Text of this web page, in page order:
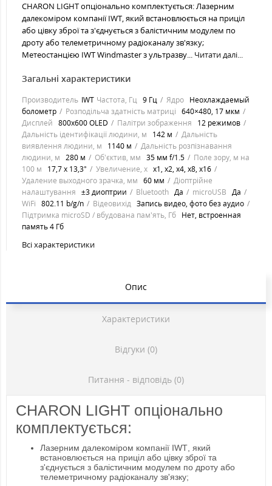
CHARON LIGHT опціонально комплектується: Лазерним
далекоміром компанії IWT, який встановлюється на приціл
або цівку зброї та з'єднується з балістичним модулем по
дроту або телеметричному радіоканалу зв'язку;
Метеостанцією IWT Windmaster з ультразву... Читати далі...
Загальні характеристики
Производитель IWT Частота, Гц 9 Гц Ядро Неохлаждаемый
болометр
Розподільча здатність матриці 640×480, 17 мкм
Дисплей 800х600 OLED Палітри зображення
12 режимов
Дальність ідентифікації людини, м
142 м
Дальність
виявлення людини, м
1140 м
Дальність розпізнавання
людини, м 280 м Об'єктив, мм 35 мм f/1.5
Поле зору, м на
100 м
17,7 х 13,3° Увеличение, х х1, x2, x4, x8, x16
Удаление выходного зрачка, мм 60 мм
Діоптрійне
налаштування ±3 диоптрии Bluetooth Да microUSB Да
WiFi 802.11 b/g/n Відеовихід Запись видео, фото без аудио
Підтримка microSD / вбудована пам'ять, Гб Нет, встроенная
память 4 Гб
Всі характеристики
Опис
Характеристики
Відгуки (0)
Питання - відповідь (0)
CHARON LIGHT опціонально
комплектується:
Лазерним далекоміром компанії IWT, який
встановлюється на приціл або цівку зброї та
з'єднується з балістичним модулем по дроту або
телеметричному радіоканалу зв'язку;